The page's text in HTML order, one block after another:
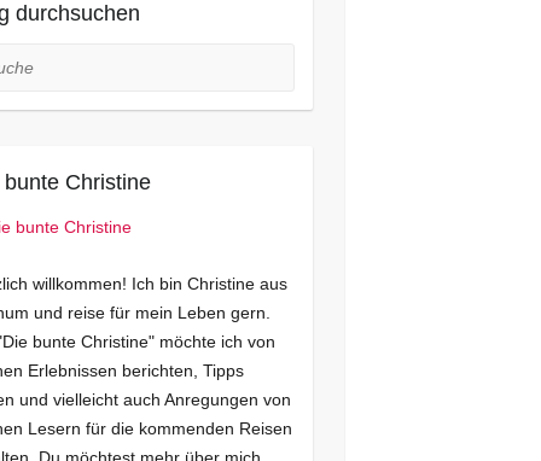
durchsuchen
bunte Christine
willkommen! Ich bin Christine aus
und reise für mein Leben gern.
bunte Christine" möchte ich von
Erlebnissen berichten, Tipps
und vielleicht auch Anregungen von
Lesern für die kommenden Reisen
Du möchtest mehr über mich